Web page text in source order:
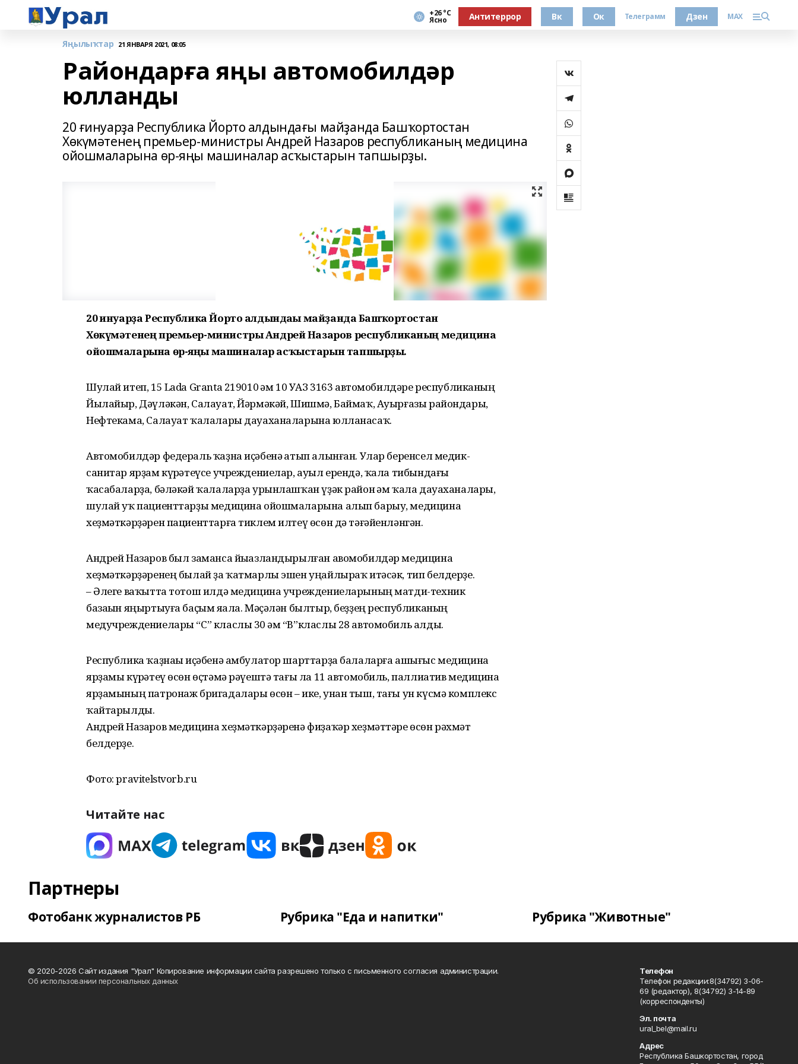
+26 °С
Ясно Антитеррор Вк Ок Телеграмм Дзен MAX
Яңылыҡтар 21 ЯНВАРЯ 2021, 08:05
Райондарға яңы автомобилдәр
юлланды
20 ғинуарҙа Республика Йорто алдындағы майҙанда Башҡортостан
Хөкүмәтенең премьер-министры Андрей Назаров республиканың медицина
ойошмаларына өр-яңы машиналар асҡыстарын тапшырҙы.
20 ғинуарҙа Республика Йорто алдындағы майҙанда Башҡортостан
Хөкүмәтенең премьер-министры Андрей Назаров республиканың медицина
ойошмаларына өр-яңы машиналар асҡыстарын тапшырҙы.
Шулай итеп, 15 Lada Granta 219010 һәм 10 УАЗ 3163 автомобилдәре республиканың
Йылайыр, Дәүләкән, Салауат, Йәрмәкәй, Шишмә, Баймаҡ, Ауырғазы райондары,
Нефтекама, Салауат ҡалалары дауаханаларына юлланасаҡ.
Автомобилдәр федераль ҡаҙна иҫәбенә һатып алынған. Улар беренсел медик-
санитар ярҙам күрһәтеүсе учреждениелар, ауыл ерендә, ҡала тибындағы
ҡасабаларҙа, бәләкәй ҡалаларҙа урынлашҡан үҙәк район һәм ҡала дауаханалары,
шулай уҡ пациенттарҙы медицина ойошмаларына алып барыу, медицина
хеҙмәткәрҙәрен пациенттарға тиклем илтеү өсөн дә тәғәйенләнгән.
Андрей Назаров был заманса йыһазландырылған авомобилдәр медицина
хеҙмәткәрҙәренең былай ҙа ҡатмарлы эшен уңайлыраҡ итәсәк, тип белдерҙе.
– Әлеге ваҡытта тотош илдә медицина учреждениеларының матди-техник
базаһын яңыртыуға баҫым яһала. Мәҫәлән былтыр, беҙҙең республиканың
медучреждениелары “С” класлы 30 һәм “В”класлы 28 автомобиль алды.
Республика ҡаҙнаһы иҫәбенә амбулатор шарттарҙа балаларға ашығыс медицина
ярҙамы күрһәтеү өсөн өҫтәмә рәүештә тағы ла 11 автомобиль, паллиатив медицина
ярҙамының патронаж бригадалары өсөн – ике, унан тыш, тағы ун күсмә комплекс
ҡайтарылды.
Андрей Назаров медицина хеҙмәткәрҙәренә фиҙаҡәр хеҙмәттәре өсөн рәхмәт
белдерҙе.
Фото: pravitelstvorb.ru
Читайте нас
Партнеры
Фотобанк журналистов РБ Рубрика "Еда и напитки" Рубрика "Животные"
© 2020-2026 Сайт издания "Урал" Копирование информации сайта разрешено только с письменного согласия администрации.
Об использовании персональных данных
Телефон
Телефон редакции:8(34792) 3-06-
69 (редактор), 8(34792) 3-14-89
(корреспонденты)
Эл. почта
ural_bel@mail.ru
Адрес
Республика Башкортостан, город